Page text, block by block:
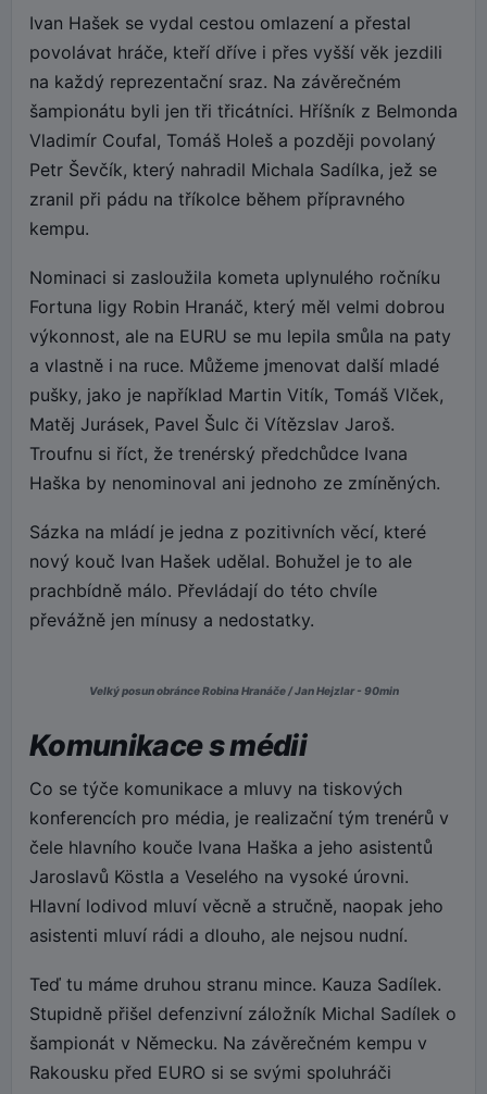
Ivan Hašek se vydal cestou omlazení a přestal
povolávat hráče, kteří dříve i přes vyšší věk jezdili
na každý reprezentační sraz. Na závěrečném
šampionátu byli jen tři třicátníci. Hříšník z Belmonda
Vladimír Coufal, Tomáš Holeš a později povolaný
Petr Ševčík, který nahradil Michala Sadílka, jež se
zranil při pádu na tříkolce během přípravného
kempu.
Nominaci si zasloužila kometa uplynulého ročníku
Fortuna ligy Robin Hranáč, který měl velmi dobrou
výkonnost, ale na EURU se mu lepila smůla na paty
a vlastně i na ruce. Můžeme jmenovat další mladé
pušky, jako je například Martin Vitík, Tomáš Vlček,
Matěj Jurásek, Pavel Šulc či Vítězslav Jaroš.
Troufnu si říct, že trenérský předchůdce Ivana
Haška by nenominoval ani jednoho ze zmíněných.
Sázka na mládí je jedna z pozitivních věcí, které
nový kouč Ivan Hašek udělal. Bohužel je to ale
prachbídně málo. Převládají do této chvíle
převážně jen mínusy a nedostatky.
Velký posun obránce Robina Hranáče / Jan Hejzlar - 90min
Komunikace s médii
Co se týče komunikace a mluvy na tiskových
konferencích pro média, je realizační tým trenérů v
čele hlavního kouče Ivana Haška a jeho asistentů
Jaroslavů Köstla a Veselého na vysoké úrovni.
Hlavní lodivod mluví věcně a stručně, naopak jeho
asistenti mluví rádi a dlouho, ale nejsou nudní.
Teď tu máme druhou stranu mince. Kauza Sadílek.
Stupidně přišel defenzivní záložník Michal Sadílek o
šampionát v Německu. Na závěrečném kempu v
Rakousku před EURO si se svými spoluhráči